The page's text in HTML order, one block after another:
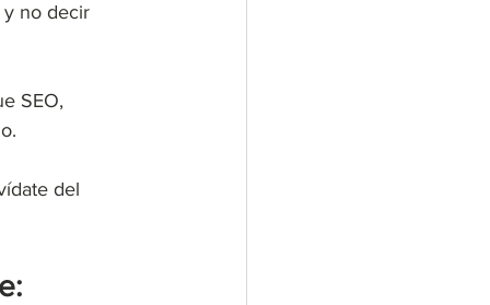
y no decir
SEO,
del